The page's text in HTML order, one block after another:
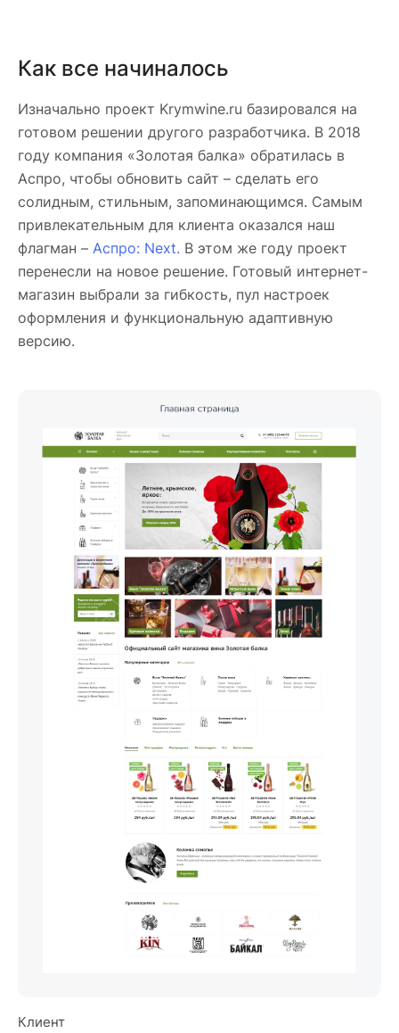
Как все начиналось
Изначально проект Krymwine.ru базировался на
готовом решении другого разработчика. В 2018
году компания «Золотая балка» обратилась в
Аспро, чтобы обновить сайт – сделать его
солидным, стильным, запоминающимся. Самым
привлекательным для клиента оказался наш
флагман – Аспро: Next. В этом же году проект
перенесли на новое решение. Готовый интернет-
магазин выбрали за гибкость, пул настроек
оформления и функциональную адаптивную
версию.
Клиент